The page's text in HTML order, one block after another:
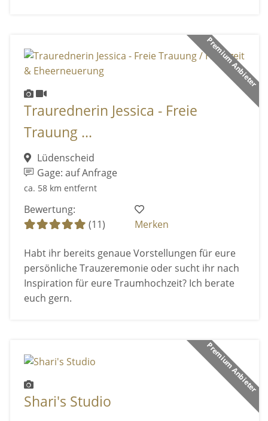
Premium Anbieter
Traurednerin Jessica - Freie
Trauung ...
Lüdenscheid
Gage: auf Anfrage
ca. 58 km entfernt
Bewertung:
(11)
Merken
Habt ihr bereits genaue Vorstellungen für eure
persönliche Trauzeremonie oder sucht ihr nach
Inspiration für eure Traumhochzeit? Ich berate
euch gern.
Premium Anbieter
Shari's Studio